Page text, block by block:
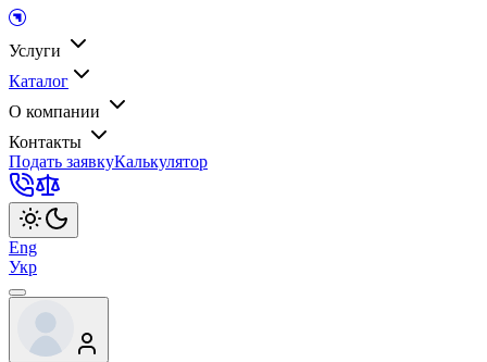
Услуги
Каталог
О компании
Контакты
Подать заявкуКалькулятор
Eng
Укр